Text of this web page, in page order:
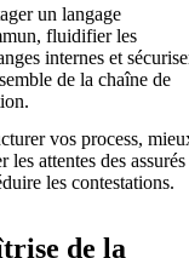
un langage
fluidifier les
internes et
de la chaîne de
vos process,
les attentes des assurés
les contestations.
de la